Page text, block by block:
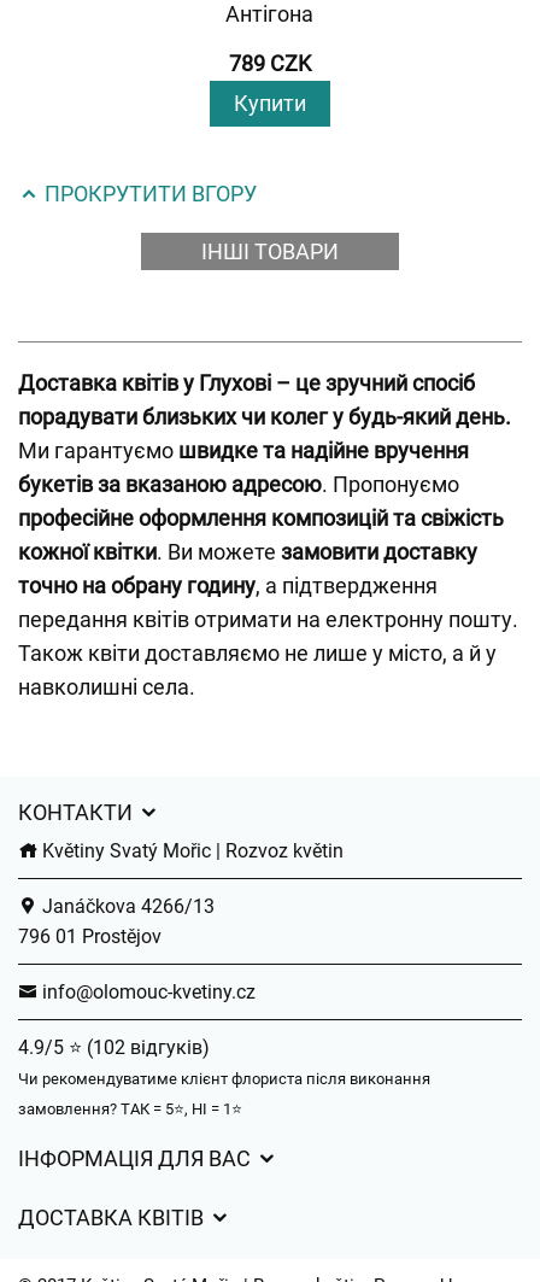
Антігона
789 CZK
Купити
ПРОКРУТИТИ ВГОРУ
ІНШІ ТОВАРИ
Доставка квітів у Глухові – це зручний спосіб
порадувати близьких чи колег у будь-який день.
Ми гарантуємо швидке та надійне вручення
букетів за вказаною адресою. Пропонуємо
професійне оформлення композицій та свіжість
кожної квітки. Ви можете замовити доставку
точно на обрану годину, а підтвердження
передання квітів отримати на електронну пошту.
Також квіти доставляємо не лише у місто, а й у
навколишні села.
КОНТАКТИ
Květiny Svatý Mořic | Rozvoz květin
Janáčkova 4266/13
796 01 Prostějov
info@olomouc-kvetiny.cz
4.9/5 ⭐ (102 відгуків)
Чи рекомендуватиме клієнт флориста після виконання
замовлення? ТАК = 5⭐, НІ = 1⭐
ІНФОРМАЦІЯ ДЛЯ ВАС
Захист персональних даних
Час доставки квітів – огляд можливостей
ДОСТАВКА КВІТІВ